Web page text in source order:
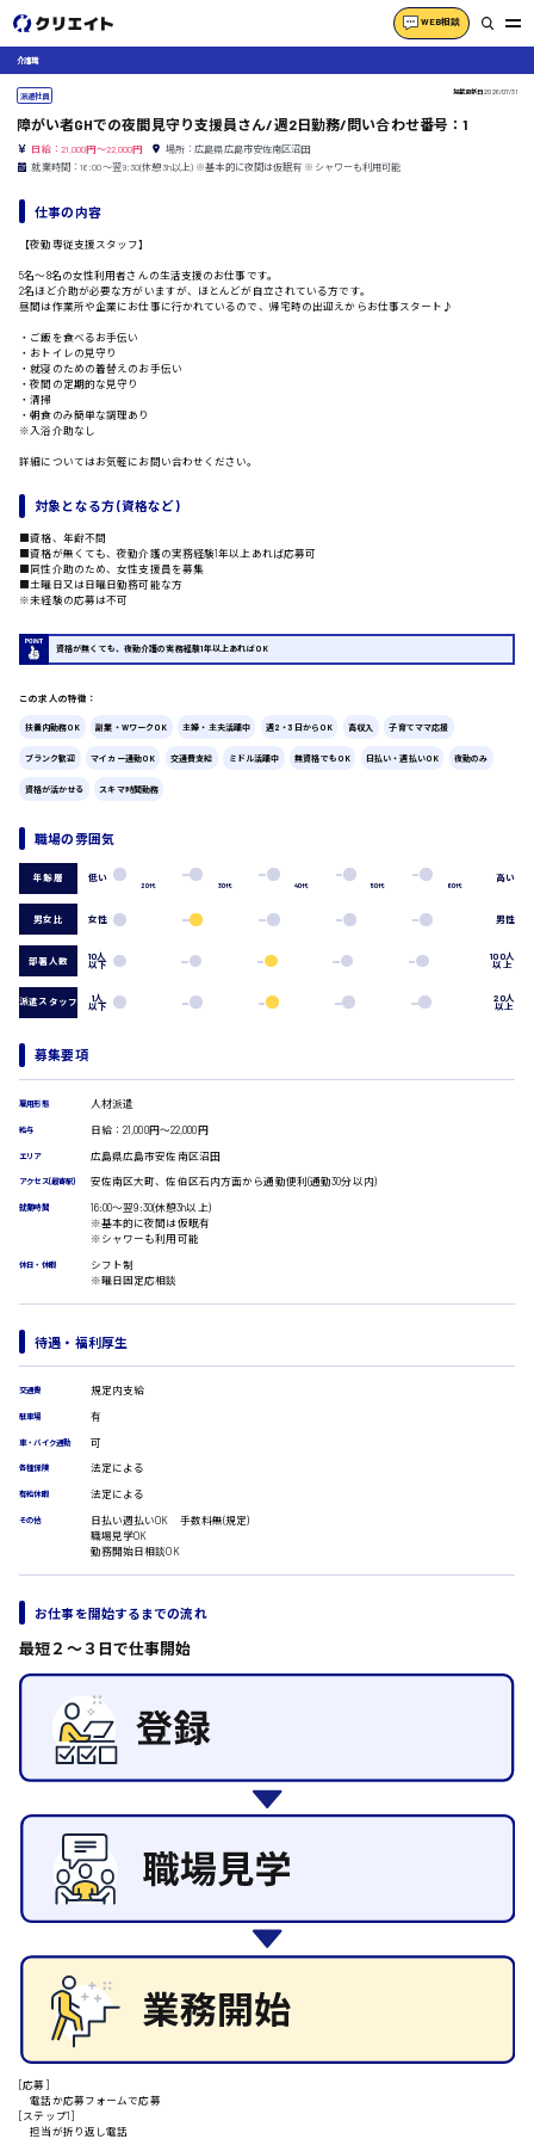
WEB相談
製造・軽作業・物流系
組立、加工
検品・包装・箱詰め
軽作業
フォークリフト
介護・医療系
医師
オフィスワーク系
貿易事務
データ入力
コールセンターオペレーター
総務事務
営業事務
受付事務
翻訳、通訳
IT・クリエイティブ系
DTPオペレーター
CADオペレーター
WEBデザイナー
システムエンジニア
施設管理・整備
清掃
施工管理
自動車整備士
配送・ドライバー
広島市中区
広島市南区
広島市西区
広島市佐伯区
広島市安佐南区
広島市安佐北区
廿日市市
東広島市
安芸高田市
山県郡
安芸太田町
時給1200円～
時給1400円～
時給1500円以上
時給制すべて
日給9000円～
日給10000円以上
介護職
派遣社員 掲載更新日2026/07/31
障がい者GHでの夜間見守り支援員さん/週2日勤務/問い合わせ番号：1
日給：21,000円～22,000円
場所：広島県広島市安佐南区沼田
就業時間：16:00〜翌9:30(休憩3h以上) ※基本的に夜間は仮眠有 ※シャワーも利用可能
仕事の内容
【夜勤専従支援スタッフ】
5名〜8名の女性利用者さんの生活支援のお仕事です。
2名ほど介助が必要な方がいますが、ほとんどが自立されている方です。
昼間は作業所や企業にお仕事に行かれているので、帰宅時の出迎えからお仕事スタート♪
・ご飯を食べるお手伝い
・おトイレの見守り
・就寝のための着替えのお手伝い
・夜間の定期的な見守り
・清掃
・朝食のみ簡単な調理あり
※入浴介助なし
詳細についてはお気軽にお問い合わせください。
対象となる方 (資格など)
■資格、年齢不問
■資格が無くても、夜勤介護の実務経験1年以上あれば応募可
■同性介助のため、女性支援員を募集
■土曜日又は日曜日勤務可能な方
※未経験の応募は不可
資格が無くても、夜勤介護の実務経験1年以上あればOK
この求人の特徴：
扶養内勤務OK 副業・WワークOK 主婦・主夫活躍中 週2・3日からOK 高収入 子育てママ応援
ブランク歓迎 マイカー通勤OK 交通費支給 ミドル活躍中 無資格でもOK 日払い・週払いOK 夜勤のみ
資格が活かせる スキマ時間勤務
職場の雰囲気
年齢層 低い
20代 30代 40代 50代 60代
高い
男女比 女性 男性
部署人数 10人
以下
100人
以上
派遣スタッフ 1人
以下
20人
以上
募集要項
雇用形態 人材派遣
給与 日給：21,000円～22,000円
エリア 広島県広島市安佐南区沼田
アクセス(最寄駅) 安佐南区大町、佐伯区石内方面から通勤便利(通勤30分以内)
就業時間
16:00〜翌9:30(休憩3h以上)
※基本的に夜間は仮眠有
※シャワーも利用可能
休日・休暇
シフト制
※曜日固定応相談
待遇・福利厚生
交通費 規定内支給
駐車場 有
車・バイク通勤 可
各種保険 法定による
有給休暇 法定による
その他
日払い週払いOK 手数料無(規定)
職場見学OK
勤務開始日相談OK
お仕事を開始するまでの流れ
最短２〜３日で仕事開始
[応募]
電話か応募フォームで応募
[ステップ1]
担当が折り返し電話